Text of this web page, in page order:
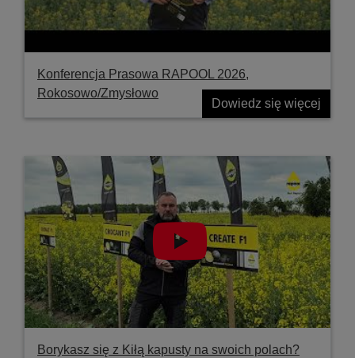
Konferencja Prasowa RAPOOL 2026,
Rokosowo/Zmysłowo
Dowiedz się więcej
Borykasz się z Kiłą kapusty na swoich polach?